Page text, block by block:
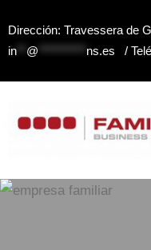
al
contenido
Dirección: Travessera de
in
@ ns.es /